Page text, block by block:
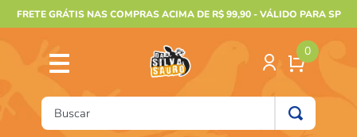
FRETE GRÁTIS NAS COMPRAS ACIMA DE R$ 99,90 - VÁLIDO PARA SP
0
Buscar